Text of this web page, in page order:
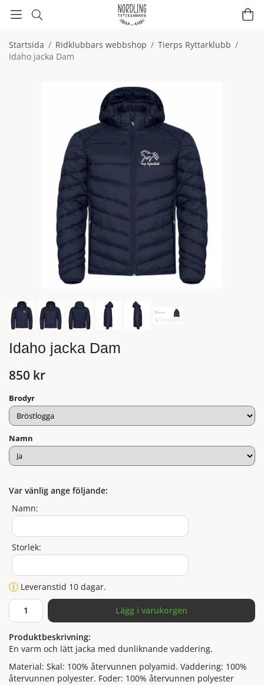
Startsida / Ridklubbars webbshop / Tierps Ryttarklubb /
Idaho jacka Dam
Idaho jacka Dam
850 kr
Brodyr
Namn
Var vänlig ange följande:
Namn:
Storlek:
Leveranstid 10 dagar.
Lägg i varukorgen
Produktbeskrivning:
En varm och lätt jacka med dunliknande vaddering.
Material: Skal: 100% återvunnen polyamid. Vaddering: 100%
återvunnen polyester. Foder: 100% återvunnen polyester